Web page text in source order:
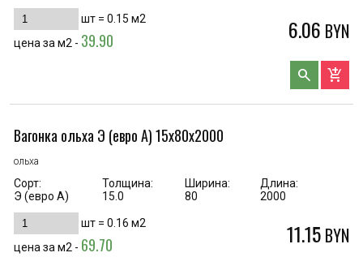
шт = 0.15 м2
цена за м2 - 39.90 6.06 BYN
search add_shopping_cart
Вагонка ольха Э (евро А) 15х80х2000
ольха
Сорт:
Э (евро А)
Толщина:
15.0
Ширина:
80
Длина:
2000
шт = 0.16 м2
цена за м2 - 69.70 11.15 BYN